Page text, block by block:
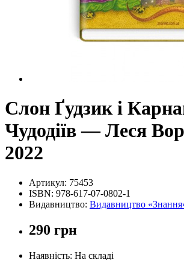
Слон Ґудзик і
Чудодіїв — Леся
2022
Артикул: 75453
ISBN: 978-617-07-0802-1
Видавництво: Видавництво
290 грн
Наявність: На складі